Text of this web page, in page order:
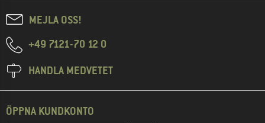
MEJLA OSS!
+49 7121-70 12 0
HANDLA MEDVETET
ÖPPNA KUNDKONTO